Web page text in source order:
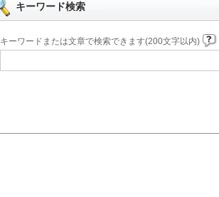
キーワード検索
キーワードまたは文章で検索できます(200文字以内)